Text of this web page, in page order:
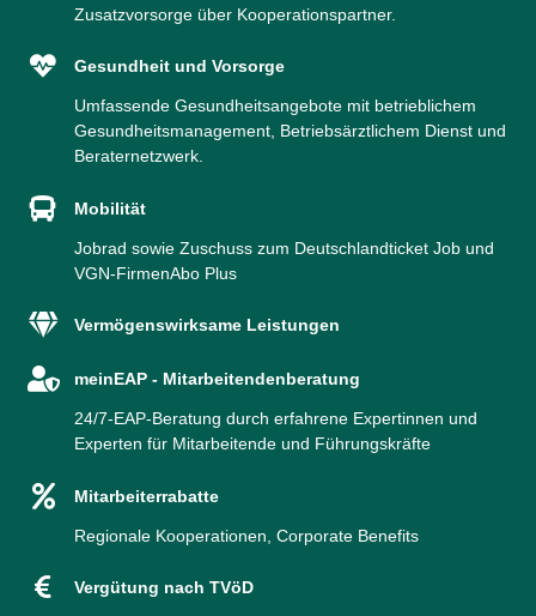
Zusatzvorsorge über Kooperationspartner.
Gesundheit und Vorsorge
Umfassende Gesundheitsangebote mit betrieblichem
Gesundheitsmanagement, Betriebsärztlichem Dienst und
Beraternetzwerk.
Mobilität
Jobrad sowie Zuschuss zum Deutschlandticket Job und
VGN-FirmenAbo Plus
Vermögenswirksame Leistungen
meinEAP - Mitarbeitendenberatung
24/7-EAP-Beratung durch erfahrene Expertinnen und
Experten für Mitarbeitende und Führungskräfte
Mitarbeiterrabatte
Regionale Kooperationen, Corporate Benefits
Vergütung nach TVöD